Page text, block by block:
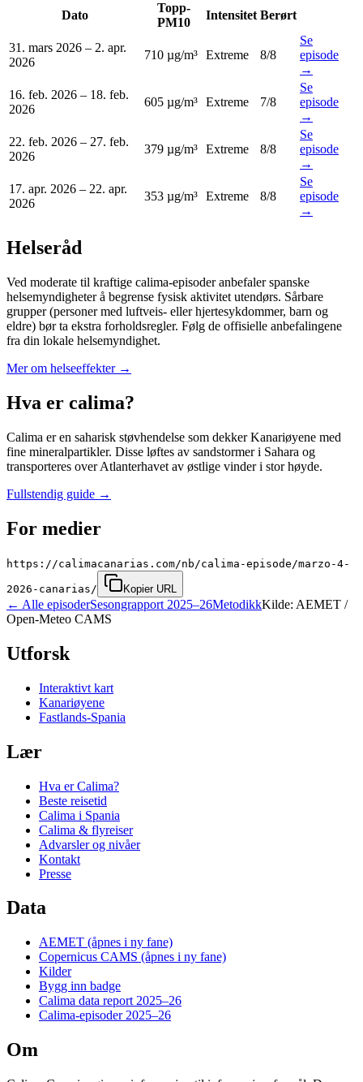
Dato
Topp-
PM10
Intensitet Berørt
31. mars 2026 – 2. apr.
2026
710 µg/m³ Extreme 8/8
Se
episode
→
16. feb. 2026 – 18. feb.
2026
605 µg/m³ Extreme 7/8
Se
episode
→
22. feb. 2026 – 27. feb.
2026
379 µg/m³ Extreme 8/8
Se
episode
→
17. apr. 2026 – 22. apr.
2026
353 µg/m³ Extreme 8/8
Se
episode
→
Helseråd
Ved moderate til kraftige calima-episoder anbefaler spanske
helsemyndigheter å begrense fysisk aktivitet utendørs. Sårbare
grupper (personer med luftveis- eller hjertesykdommer, barn og
eldre) bør ta ekstra forholdsregler. Følg de offisielle anbefalingene
fra din lokale helsemyndighet.
Mer om helseeffekter→
Hva er calima?
Calima er en saharisk støvhendelse som dekker Kanariøyene med
fine mineralpartikler. Disse løftes av sandstormer i Sahara og
transporteres over Atlanterhavet av østlige vinder i stor høyde.
Fullstendig guide →
For medier
https://calimacanarias.com/nb/calima-episode/marzo-4-
2026-canarias/ Kopier URL
← Alle episoderSesongrapport 2025–26MetodikkKilde: AEMET /
Open-Meteo CAMS
Utforsk
Interaktivt kart
Kanariøyene
Fastlands-Spania
Lær
Hva er Calima?
Beste reisetid
Calima i Spania
Calima & flyreiser
Advarsler og nivåer
Kontakt
Presse
Data
AEMET (åpnes i ny fane)
Copernicus CAMS (åpnes i ny fane)
Kilder
Bygg inn badge
Calima data report 2025–26
Calima-episoder 2025–26
Om